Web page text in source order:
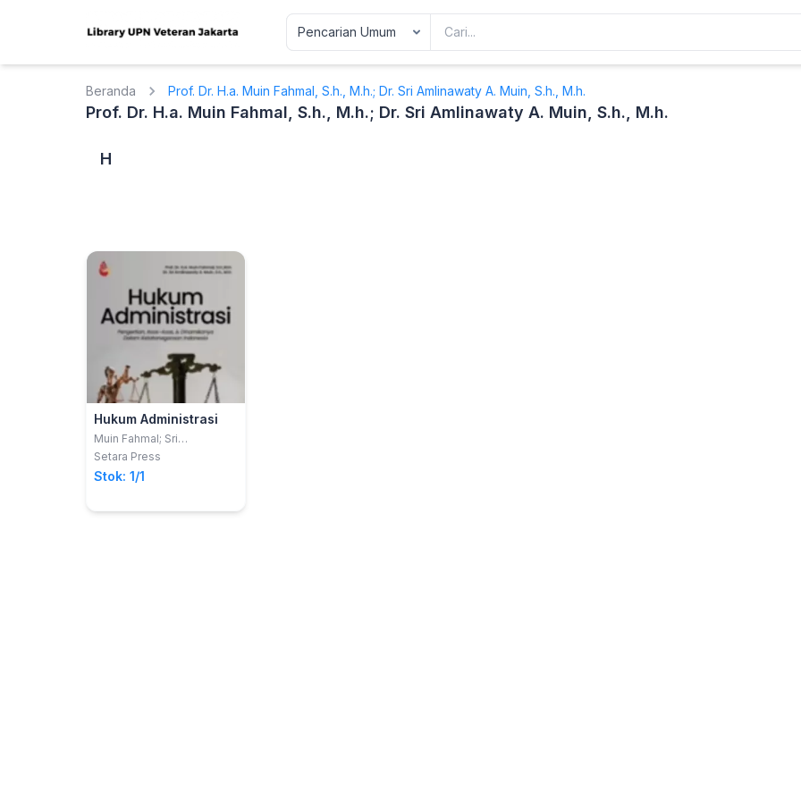
Beranda Prof. Dr. H.a. Muin Fahmal, S.h., M.h.; Dr. Sri Amlinawaty A. Muin, S.h., M.h.
Prof. Dr. H.a. Muin Fahmal, S.h., M.h.; Dr. Sri Amlinawaty A. Muin, S.h., M.h.
H
Hukum Administrasi
Muin Fahmal; Sri
Amlinawaty A Muin
Setara Press
Stok: 1/1